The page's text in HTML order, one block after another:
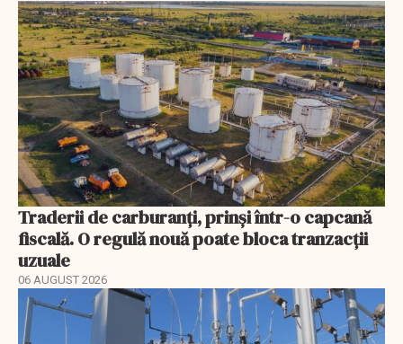
Traderii de carburanți, prinși într-o capcană
fiscală. O regulă nouă poate bloca tranzacții
uzuale
06 AUGUST 2026